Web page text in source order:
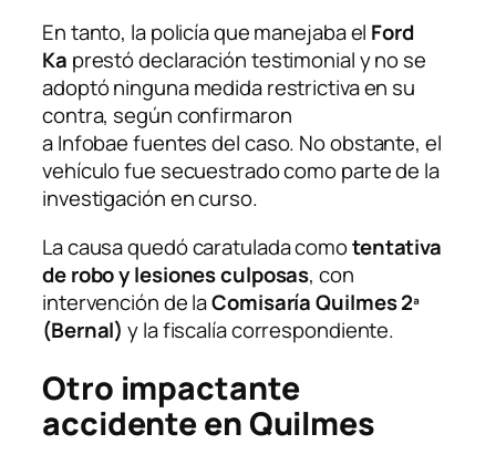
En tanto, la policía que manejaba el Ford
Ka prestó declaración testimonial y no se
adoptó ninguna medida restrictiva en su
contra, según confirmaron
aInfobaefuentes del caso. No obstante, el
vehículo fue secuestrado como parte de la
investigación en curso.
La causa quedó caratulada comotentativa
de robo y lesiones culposas, con
intervención de laComisaría Quilmes 2ª
(Bernal) y la fiscalía correspondiente.
Otro impactante
accidente en Quilmes